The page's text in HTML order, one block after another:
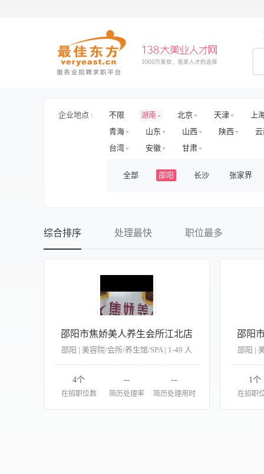
企业地点 : 不限 湖南 北京 天津
上
青海
山东 山西 陕西
台湾
安徽 甘肃
全部 邵阳 长沙 张家界
综合排序 处理最快 职位最多
邵阳市焦娇美人养生会所江北店
邵阳 | 美容院/会所/养生馆/SPA | 1-49 人
4个
在招职位数
--
简历处理率
--
简历处理用时
邵阳
邵阳 |
1个
在招职